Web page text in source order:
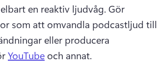
en reaktiv ljudvåg. Gör
som att omvandla podcastljud till
eller producera
YouTube och annat.